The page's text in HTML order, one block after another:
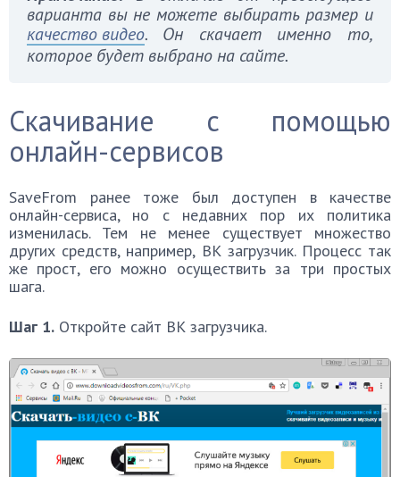
варианта вы не можете выбирать размер и
качество видео. Он скачает именно то,
которое будет выбрано на сайте.
Скачивание с помощью
онлайн-сервисов
SaveFrom ранее тоже был доступен в качестве
онлайн-сервиса, но с недавних пор их политика
изменилась. Тем не менее существует множество
других средств, например, ВК загрузчик. Процесс так
же прост, его можно осуществить за три простых
шага.
Шаг 1. Откройте сайт ВК загрузчика.